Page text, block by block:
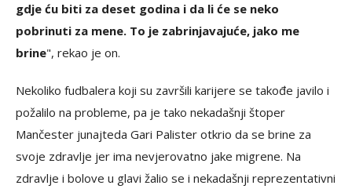
gdje ću biti za deset godina i da li će se neko
pobrinuti za mene. To je zabrinjavajuće, jako me
brine", rekao je on.
Nekoliko fudbalera koji su završili karijere se takođe javilo i
požalilo na probleme, pa je tako nekadašnji štoper
Mančester junajteda Gari Palister otkrio da se brine za
svoje zdravlje jer ima nevjerovatno jake migrene. Na
zdravlje i bolove u glavi žalio se i nekadašnji reprezentativni